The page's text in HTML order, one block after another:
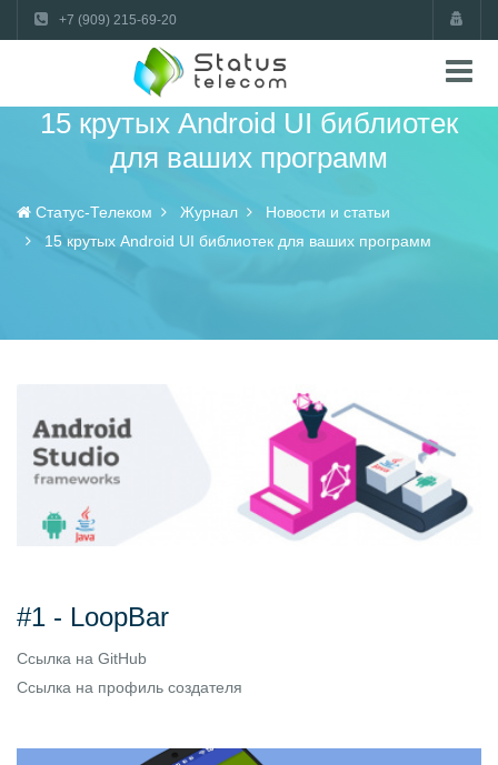
+7 (909) 215-69-20
15 крутых Android UI библиотек
для ваших программ
Статус-Телеком Журнал
Новости и статьи
15 крутых Android UI библиотек для ваших программ
#1 - LoopBar
Ссылка на GitHub
Ссылка на профиль создателя